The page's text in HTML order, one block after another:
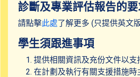
診斷及專業評估報告的
請點擊此處了解更多 (只提供英文
學生須跟進事項
提供相關資訊及充份文件以支
在計劃及執行有關支援措施時